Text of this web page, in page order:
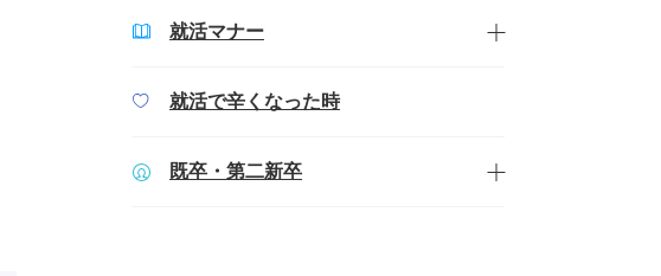
就活マナー
就活で辛くなった時
既卒・第二新卒